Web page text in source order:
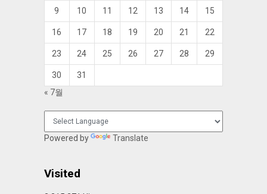
9 10 11 12 13 14 15
16 17 18 19 20 21 22
23 24 25 26 27 28 29
30
31
« 7월
Powered by Translate
Visited